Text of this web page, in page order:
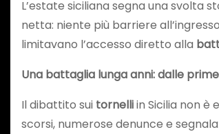
L’estate siciliana segna una svolta
netta: niente più barriere
limitavano l’accesso diretto alla
Una battaglia lunga anni: dalle
Il dibattito sui tornelliin Sicilia non è
scorsi, numerose denunce e